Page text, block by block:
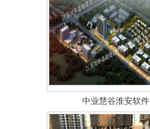
中业慧谷淮安软件